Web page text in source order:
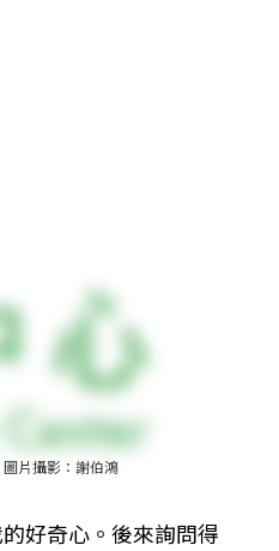
片攝影：謝伯鴻
好奇心。後來詢問得